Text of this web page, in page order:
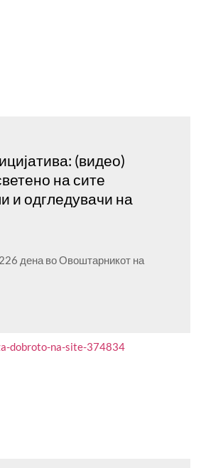
(видео)
на сите
и одгледувачи на
дена во Овоштарникот на